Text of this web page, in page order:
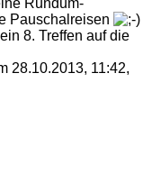
Rundum-
Pauschalreisen
8. Treffen auf die
28.10.2013, 11:42,